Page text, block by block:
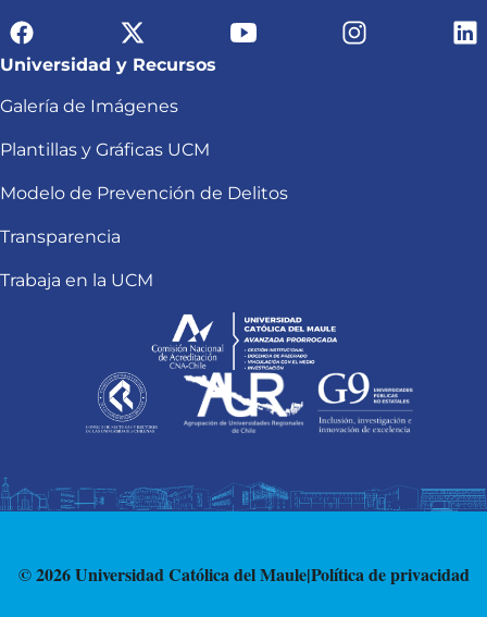
Universidad y Recursos
Galería de Imágenes
Plantillas y Gráficas UCM
Modelo de Prevención de Delitos
Transparencia
Trabaja en la UCM
© 2026 Universidad Católica del Maule|Política de privacidad